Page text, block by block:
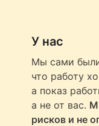
У нас
Мы сами
что работу
а показ
а не от вас.
рисков и не